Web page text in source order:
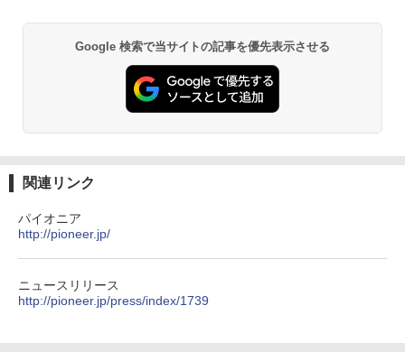
Google 検索で当サイトの記事を優先表示させる
関連リンク
パイオニア
http://pioneer.jp/
ニュースリリース
http://pioneer.jp/press/index/1739